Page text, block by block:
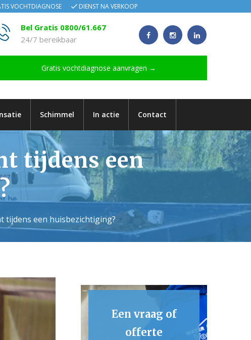
VOCHTDIAGNOSE DIENST NA VERKOOP
Bel Gratis 0800/61.667
24/7 bereikbaar
Gratis vochtdiagnose aanvragen →
Schimmel In actie Contact
tijdens een
tijdens een huisbezichtiging?
Een vraag of
offerte